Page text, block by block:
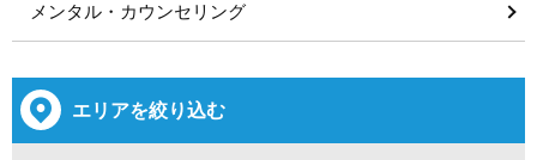
メンタル・カウンセリング
エリアを絞り込む